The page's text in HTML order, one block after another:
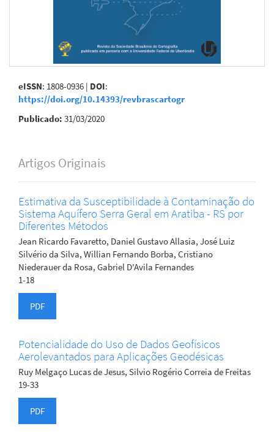
eISSN: 1808-0936 | DOI:
https://doi.org/10.14393/revbrascartogr
Publicado: 31/03/2020
Artigos Originais
Estimativa da Susceptibilidade à Contaminação do
Sistema Aquífero Serra Geral em Aratiba - RS por
Diferentes Métodos
Jean Ricardo Favaretto, Daniel Gustavo Allasia, José Luiz
Silvério da Silva, Willian Fernando Borba, Cristiano
Niederauer da Rosa, Gabriel D'Avila Fernandes
1-18
PDF
Potencialidade do Uso de Dados Geofísicos
Aerolevantados para Aplicações Geodésicas
Ruy Melgaço Lucas de Jesus, Silvio Rogério Correia de Freitas
19-33
PDF